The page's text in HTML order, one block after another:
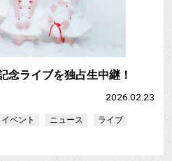
念ライブを独占生中継！
2026.02.23
イベント ニュース
ライブ